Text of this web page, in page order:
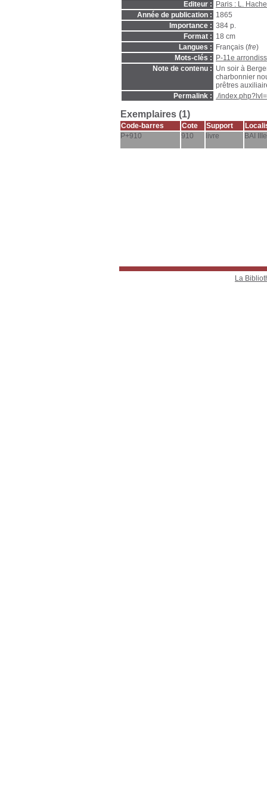
Editeur :
Paris : L.
Année de publication : 1865
Importance : 384 p.
Format : 18 cm
Langues :
Français (fre)
Mots-clés :
P-11e
Note de contenu : Un soir à
charbonnier
prêtres
Permalink : ./
Exemplaires (1)
Code-barres Cote Support
P+910
910 livre BAI IIIe
La